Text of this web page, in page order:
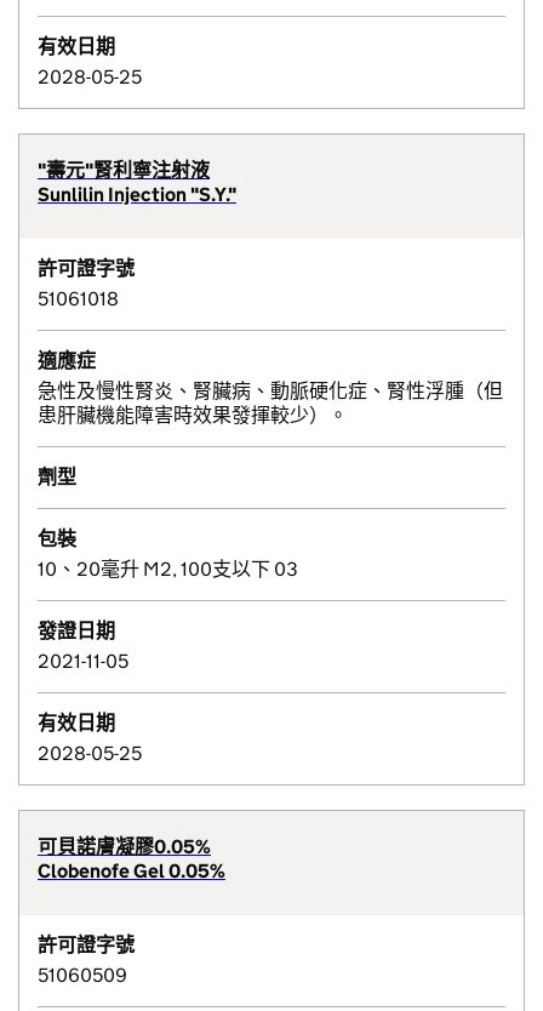
有效日期
2028-05-25
"壽元"腎利寧注射液
Sunlilin Injection "S.Y."
許可證字號
51061018
適應症
急性及慢性腎炎、腎臟病、動脈硬化症、腎性浮腫（但
患肝臟機能障害時效果發揮較少）。
劑型
包裝
10、20毫升 M2, 100支以下 03
發證日期
2021-11-05
有效日期
2028-05-25
可貝諾膚凝膠0.05%
Clobenofe Gel 0.05%
許可證字號
51060509